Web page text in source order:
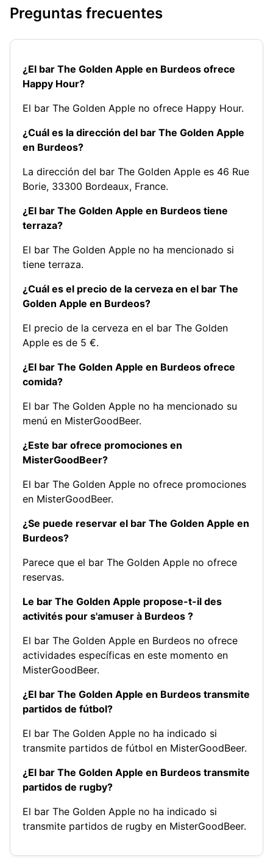
Preguntas frecuentes
¿El bar The Golden Apple en Burdeos ofrece
Happy Hour?
El bar The Golden Apple no ofrece Happy Hour.
¿Cuál es la dirección del bar The Golden Apple
en Burdeos?
La dirección del bar The Golden Apple es 46 Rue
Borie, 33300 Bordeaux, France.
¿El bar The Golden Apple en Burdeos tiene
terraza?
El bar The Golden Apple no ha mencionado si
tiene terraza.
¿Cuál es el precio de la cerveza en el bar The
Golden Apple en Burdeos?
El precio de la cerveza en el bar The Golden
Apple es de 5 €.
¿El bar The Golden Apple en Burdeos ofrece
comida?
El bar The Golden Apple no ha mencionado su
menú en MisterGoodBeer.
¿Este bar ofrece promociones en
MisterGoodBeer?
El bar The Golden Apple no ofrece promociones
en MisterGoodBeer.
¿Se puede reservar el bar The Golden Apple en
Burdeos?
Parece que el bar The Golden Apple no ofrece
reservas.
Le bar The Golden Apple propose-t-il des
activités pour s'amuser à Burdeos ?
El bar The Golden Apple en Burdeos no ofrece
actividades específicas en este momento en
MisterGoodBeer.
¿El bar The Golden Apple en Burdeos transmite
partidos de fútbol?
El bar The Golden Apple no ha indicado si
transmite partidos de fútbol en MisterGoodBeer.
¿El bar The Golden Apple en Burdeos transmite
partidos de rugby?
El bar The Golden Apple no ha indicado si
transmite partidos de rugby en MisterGoodBeer.